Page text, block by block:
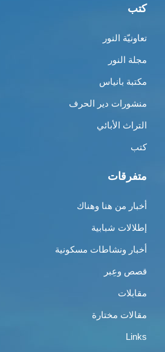
كتب
تعاونيّة النور
مجلة النور
مكتبة بانياس
منشورات دير الحرف
التراث الأبائي
كتب
متفرقات
أخبار من هنا وهناك
إطلالات شبابية
أخبار ونشاطات مسكونية
قصص وعِبر
مقابلات
مقالات مختارة
Links